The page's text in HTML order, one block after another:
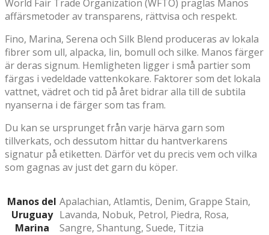
World Fair Trade Organization (WFTO) präglas Manos
affärsmetoder av transparens, rättvisa och respekt.
Fino, Marina, Serena och Silk Blend produceras av lokala
fibrer som ull, alpacka, lin, bomull och silke. Manos färger
är deras signum. Hemligheten ligger i små partier som
färgas i vedeldade vattenkokare. Faktorer som det lokala
vattnet, vädret och tid på året bidrar alla till de subtila
nyanserna i de färger som tas fram.
Du kan se ursprunget från varje härva garn som
tillverkats, och dessutom hittar du hantverkarens
signatur på etiketten. Därför vet du precis vem och vilka
som gagnas av just det garn du köper.
Manos del
Uruguay
Marina
Apalachian, Atlamtis, Denim, Grappe Stain,
Lavanda, Nobuk, Petrol, Piedra, Rosa,
Sangre, Shantung, Suede, Titzia